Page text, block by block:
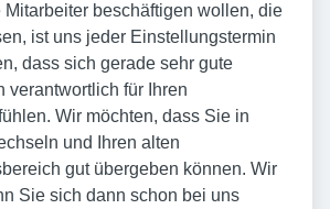
beschäftigen wollen, die
ist uns jeder Einstellungstermin
dass sich gerade sehr gute
verantwortlich für Ihren
Wir möchten, dass Sie in
und Ihren alten
gut übergeben können. Wir
Sie sich dann schon bei uns